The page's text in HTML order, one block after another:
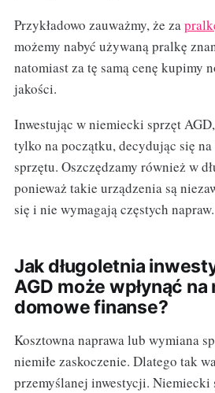
Przykładowo zauważmy, że za
możemy nabyć używaną pralkę
natomiast za tę samą cenę kupimy
jakości.
Inwestując w niemiecki sprzęt
tylko na początku, decydując się
sprzętu. Oszczędzamy również w
ponieważ takie urządzenia są
się i nie wymagają częstych napraw.
Jak długoletnia
AGD może wpłynąć na
domowe finanse?
Kosztowna naprawa lub wymiana
niemiłe zaskoczenie. Dlatego tak
przemyślanej inwestycji. Niemiecki